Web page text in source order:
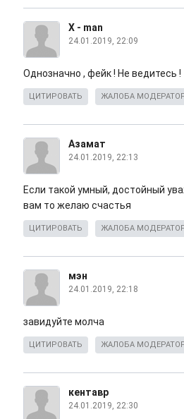
X - man
24.01.2019, 22:09
Однозначно , фейк ! Не ведитесь !
ЦИТИРОВАТЬ ЖАЛОБА
Азамат
24.01.2019, 22:13
Если такой умный, достойный
вам то желаю счастья
ЦИТИРОВАТЬ ЖАЛОБА
мэн
24.01.2019, 22:18
завидуйте молча
ЦИТИРОВАТЬ ЖАЛОБА
кентавр
24.01.2019, 22:30